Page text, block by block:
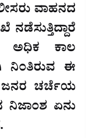
ವಾಹನದ
ನಡೆಸುತ್ತಿದ್ದಾರೆ
ಅಧಿಕ ಕಾಲ
ನಿಂತಿರುವ ಈ
ಜನರ ಚರ್ಚೆಯ
ನಿಜಾಂಶ ಏನು